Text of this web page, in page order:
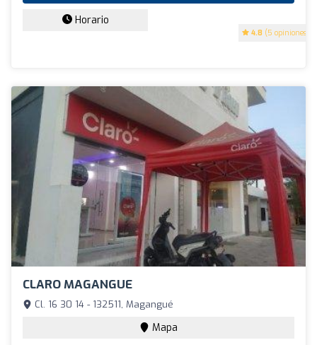
4.8 (5 opiniones)
Horario
CLARO MAGANGUE
Cl. 16 30 14 - 132511, Magangué
Mapa